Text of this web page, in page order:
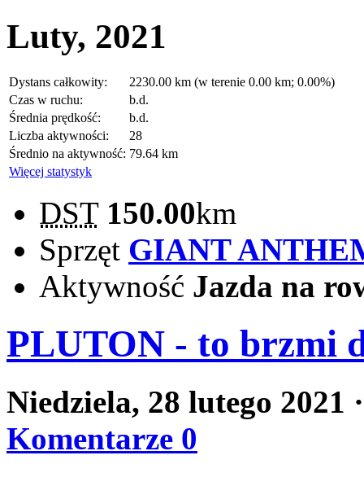
Luty, 2021
Dystans całkowity:
2230.00 km (w terenie 0.00 km; 0.00%)
Czas w ruchu:
b.d.
Średnia prędkość:
b.d.
Liczba aktywności:
28
Średnio na aktywność: 79.64 km
Więcej statystyk
DST 150.00km
Sprzęt GIANT
Aktywność Jazda na
PLUTON - to brzmi
Niedziela, 28 lutego 2021
Komentarze 0